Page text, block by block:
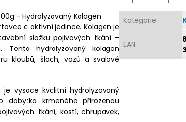
- Hydrolyzovaný Kolagen
a aktivní jedince. Kolagen je
složku pojivových tkání –
hydrolyzovaný kolagen
kloubů, šlach, vazů a svalové
je vysoce kvalitní hydrolyzovaný
dobytka krmeného přirozenou
tkání, kostí, chrupavek,
Kategorie:
EAN:
3